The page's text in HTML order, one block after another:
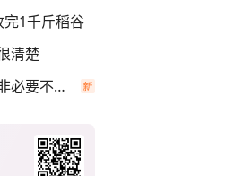
1千斤稻谷
清楚
温州发布告全体市民书：非必要不外出